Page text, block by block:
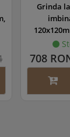
Grinda
708